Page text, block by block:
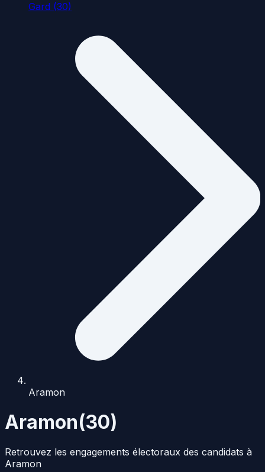
Gard (30)
Aramon
Aramon(30)
Retrouvez les engagements électoraux des candidats à
Aramon